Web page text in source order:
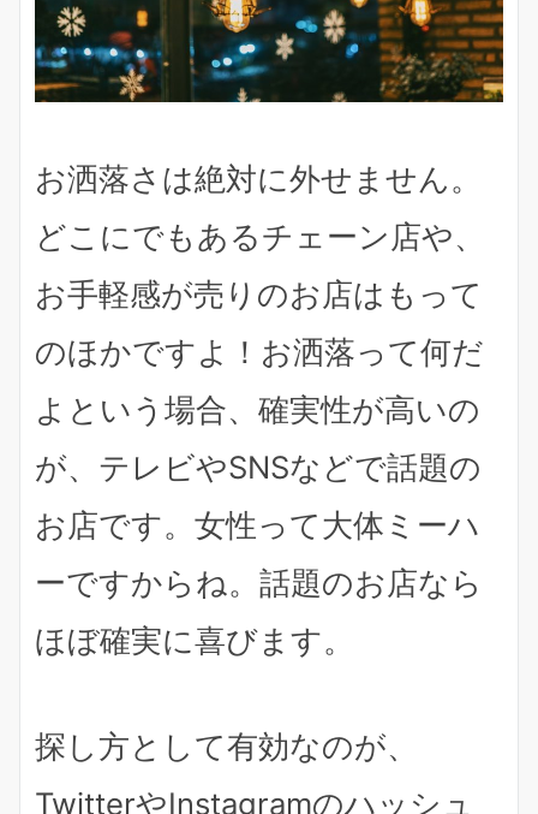
お洒落さは絶対に外せません。
どこにでもあるチェーン店や、
お手軽感が売りのお店はもって
のほかですよ！お洒落って何だ
よという場合、 確実性が高いの
が、テレビやSNSなどで話題の
お店です。女性って大体ミーハ
ーですからね。話題のお店なら
ほぼ確実に喜びます。
探し方として有効なのが、
TwitterやInstagramのハッシュ